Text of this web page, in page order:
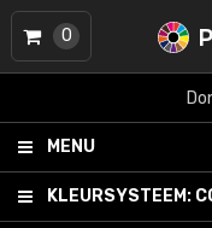
MENU
KLEURSYSTEEM:
0